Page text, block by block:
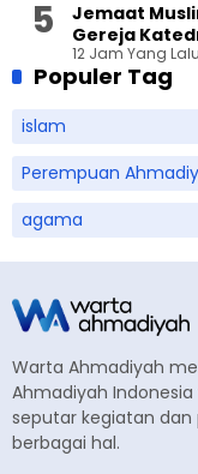
Jemaat
Gereja
12 Jam Yang Lalu
Populer Tag
islam
Perempuan
agama
Warta Ahmadiyah
Ahmadiyah
seputar kegiatan
berbagai hal.